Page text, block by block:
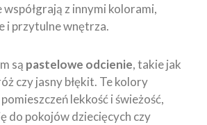
z innymi kolorami,
i przytulne wnętrza.
są pastelowe odcienie, takie jak
czy jasny błękit. Te kolory
lekkość i świeżość,
do pokojów dziecięcych czy